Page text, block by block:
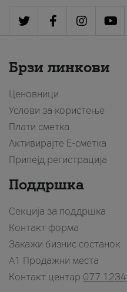
Брзи линкови
Ценовници
Услови за користење
Плати сметка
Активирајте Е-сметка
Припејд регистрација
Поддршка
Секција за поддршка
Контакт форма
Закажи бизнис состанок
A1 Продажни места
Контакт центар 077 1234